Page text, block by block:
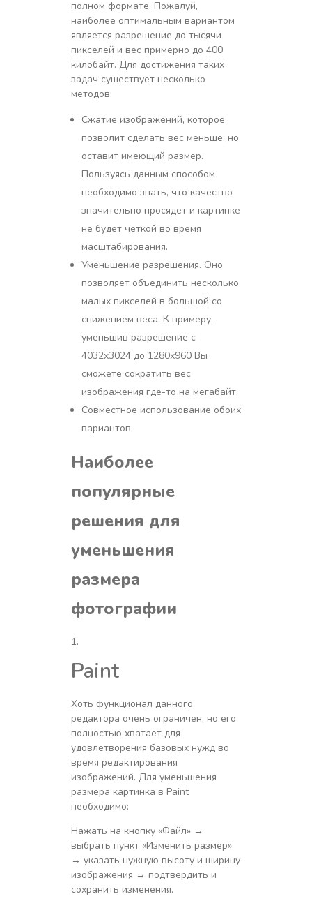
полном формате. Пожалуй,
наиболее оптимальным вариантом
является разрешение до тысячи
пикселей и вес примерно до 400
килобайт. Для достижения таких
задач существует несколько
методов:
Сжатие изображений, которое
позволит сделать вес меньше, но
оставит имеющий размер.
Пользуясь данным способом
необходимо знать, что качество
значительно просядет и картинке
не будет четкой во время
масштабирования.
Уменьшение разрешения. Оно
позволяет объединить несколько
малых пикселей в большой со
снижением веса. К примеру,
уменьшив разрешение с
4032х3024 до 1280х960 Вы
сможете сократить вес
изображения где-то на мегабайт.
Совместное использование обоих
вариантов.
Наиболее
популярные
решения для
уменьшения
размера
фотографии
Paint
Хоть функционал данного
редактора очень ограничен, но его
полностью хватает для
удовлетворения базовых нужд во
время редактирования
изображений. Для уменьшения
размера картинка в Paint
необходимо:
Нажать на кнопку «Файл» →
выбрать пункт «Изменить размер»
→ указать нужную высоту и ширину
изображения → подтвердить и
сохранить изменения.